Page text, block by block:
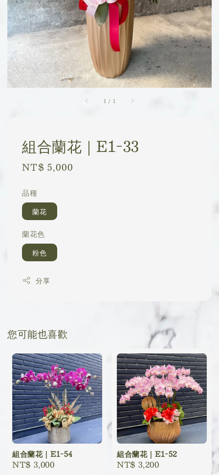
1 / 1
組合蘭花｜E1-33
Regular
NT$ 5,000
品種
蘭花
蘭花色
粉色
分享
您可能也喜歡
組合蘭花｜E1-54
Regular
NT$ 3,000
組合蘭花｜E1-52
Regular
NT$ 3,200